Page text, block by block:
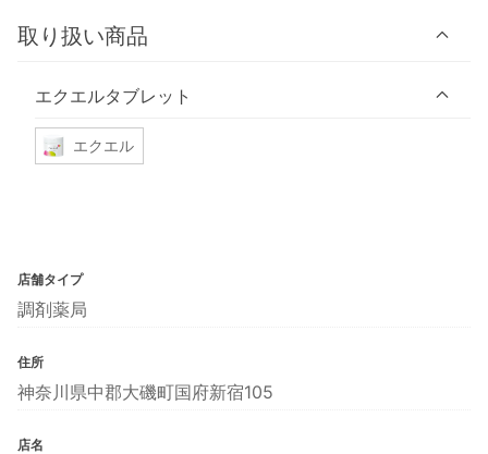
取り扱い商品
エクエルタブレット
エクエル
店舗タイプ
調剤薬局
住所
神奈川県中郡大磯町国府新宿105
店名